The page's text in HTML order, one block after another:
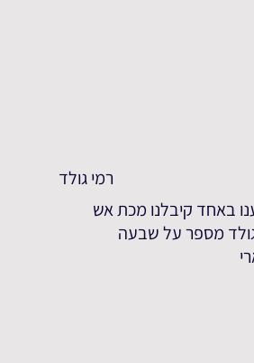
רמי גולד
באחד קיבלנו מכת אש
גולד מספר על שבעה